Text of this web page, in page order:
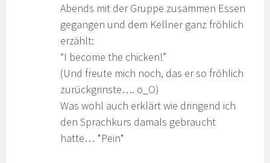
Abends mit der Gruppe zusammen Essen
gegangen und dem Kellner ganz fröhlich
erzählt:
“I become the chicken!”
(Und freute mich noch, das er so fröhlich
zurückgrinste…. o_O)
Was wohl auch erklärt wie dringend ich
den Sprachkurs damals gebraucht
hatte… *Pein*